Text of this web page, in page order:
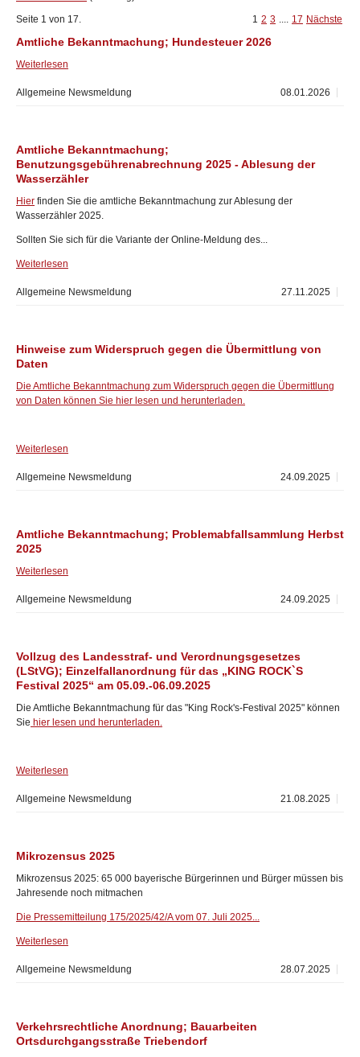
Seite 1 von 17.
1 2 3 .... 17 Nächste
Amtliche Bekanntmachung; Hundesteuer 2026
Weiterlesen
08.01.2026
Allgemeine Newsmeldung
Amtliche Bekanntmachung;
Benutzungsgebührenabrechnung 2025 - Ablesung der
Wasserzähler
Hier finden Sie die amtliche Bekanntmachung zur Ablesung der
Wasserzähler 2025.
Sollten Sie sich für die Variante der Online-Meldung des...
Weiterlesen
27.11.2025
Allgemeine Newsmeldung
Hinweise zum Widerspruch gegen die Übermittlung von
Daten
Die Amtliche Bekanntmachung zum Widerspruch gegen die Übermittlung
von Daten können Sie hier lesen und herunterladen.
Weiterlesen
24.09.2025
Allgemeine Newsmeldung
Amtliche Bekanntmachung; Problemabfallsammlung Herbst
2025
Weiterlesen
24.09.2025
Allgemeine Newsmeldung
Vollzug des Landesstraf- und Verordnungsgesetzes
(LStVG); Einzelfallanordnung für das „KING ROCK`S
Festival 2025“ am 05.09.-06.09.2025
Die Amtliche Bekanntmachung für das "King Rock's-Festival 2025" können
Sie hier lesen und herunterladen.
Weiterlesen
21.08.2025
Allgemeine Newsmeldung
Mikrozensus 2025
Mikrozensus 2025: 65 000 bayerische Bürgerinnen und Bürger müssen bis
Jahresende noch mitmachen
Die Pressemitteilung 175/2025/42/A vom 07. Juli 2025...
Weiterlesen
28.07.2025
Allgemeine Newsmeldung
Verkehrsrechtliche Anordnung; Bauarbeiten
Ortsdurchgangsstraße Triebendorf